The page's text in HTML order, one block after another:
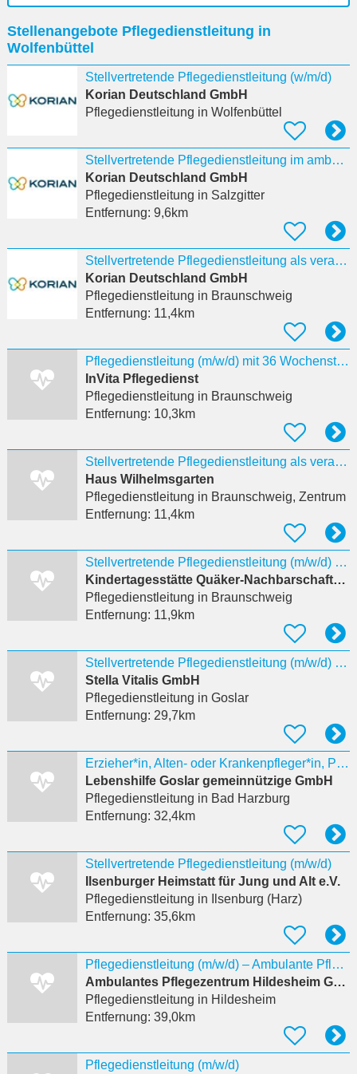
eingeben
Stellenangebote Pflegedienstleitung in
Wolfenbüttel
Stellvertretende Pflegedienstleitung (w/m/d)
Korian Deutschland GmbH
Pflegedienstleitung in Wolfenbüttel
Stellvertretende Pflegedienstleitung im ambulanten Dienst (w/m/d)
Korian Deutschland GmbH
Pflegedienstleitung in Salzgitter
Entfernung: 9,6km
Stellvertretende Pflegedienstleitung als verantwortliche:r Pflegeprozesskoordinator:in (w/m/d)
Korian Deutschland GmbH
Pflegedienstleitung in Braunschweig
Entfernung: 11,4km
Pflegedienstleitung (m/w/d) mit 36 Wochenstunden
InVita Pflegedienst
Pflegedienstleitung in Braunschweig
Entfernung: 10,3km
Stellvertretende Pflegedienstleitung als verantwortliche:r Pflegeprozesskoordinator:in (w/m/d)
Haus Wilhelmsgarten
Pflegedienstleitung in Braunschweig, Zentrum
Entfernung: 11,4km
Stellvertretende Pflegedienstleitung (m/w/d) – Ambulante Pflege
Kindertagesstätte Quäker-Nachbarschaftsheim (QNH) des Paritätischen Braunschweig
Pflegedienstleitung in Braunschweig
Entfernung: 11,9km
Stellvertretende Pflegedienstleitung (m/w/d) in Goslar
Stella Vitalis GmbH
Pflegedienstleitung in Goslar
Entfernung: 29,7km
Erzieher*in, Alten- oder Krankenpfleger*in, Pflegedienstleitung (m/w/d) als Teamleitung m/w/d
Lebenshilfe Goslar gemeinnützige GmbH
Pflegedienstleitung in Bad Harzburg
Entfernung: 32,4km
Stellvertretende Pflegedienstleitung (m/w/d)
Ilsenburger Heimstatt für Jung und Alt e.V.
Pflegedienstleitung in Ilsenburg (Harz)
Entfernung: 35,6km
Pflegedienstleitung (m/w/d) – Ambulante Pflege
Ambulantes Pflegezentrum Hildesheim GmbH
Pflegedienstleitung in Hildesheim
Entfernung: 39,0km
Pflegedienstleitung (m/w/d)